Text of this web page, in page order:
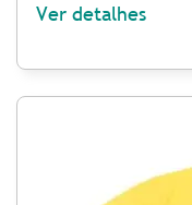
Ver detalhes